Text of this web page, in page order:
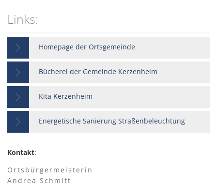
Links:
Homepage der Ortsgemeinde
Bücherei der Gemeinde Kerzenheim
Kita Kerzenheim
Energetische Sanierung Straßenbeleuchtung
Kontakt:
Ortsbürgermeisterin
Andrea Schmitt